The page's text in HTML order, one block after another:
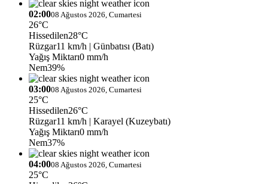
02:0008 Ağustos 2026, Cumartesi
26°C
Hissedilen28°C
Rüzgar11 km/h | Günbatısı (Batı)
Yağış Miktarı0 mm/h
Nem39%
03:0008 Ağustos 2026, Cumartesi
25°C
Hissedilen26°C
Rüzgar11 km/h | Karayel (Kuzeybatı)
Yağış Miktarı0 mm/h
Nem37%
04:0008 Ağustos 2026, Cumartesi
25°C